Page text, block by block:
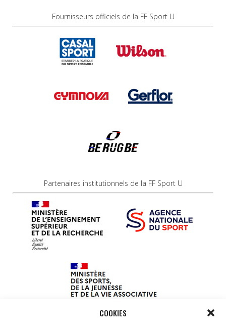
COOKIES
Fournisseurs officiels de la FF Sport U
Partenaires institutionnels de la FF Sport U